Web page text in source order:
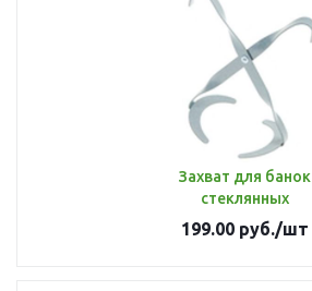
Захват для банок
стеклянных
199.00 руб./шт